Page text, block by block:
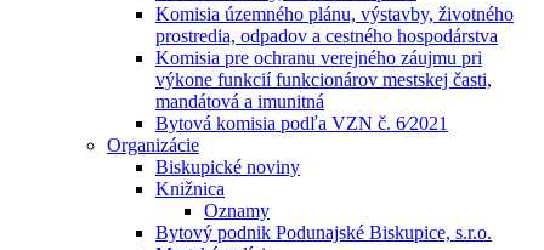
Komisia územného plánu, výstavby, životného
prostredia, odpadov a cestného hospodárstva
Komisia pre ochranu verejného záujmu pri
výkone funkcií funkcionárov mestskej časti,
mandátová a imunitná
Bytová komisia podľa VZN č. 6⁄2021
Organizácie
Biskupické noviny
Knižnica
Oznamy
Bytový podnik Podunajské Biskupice, s.r.o.